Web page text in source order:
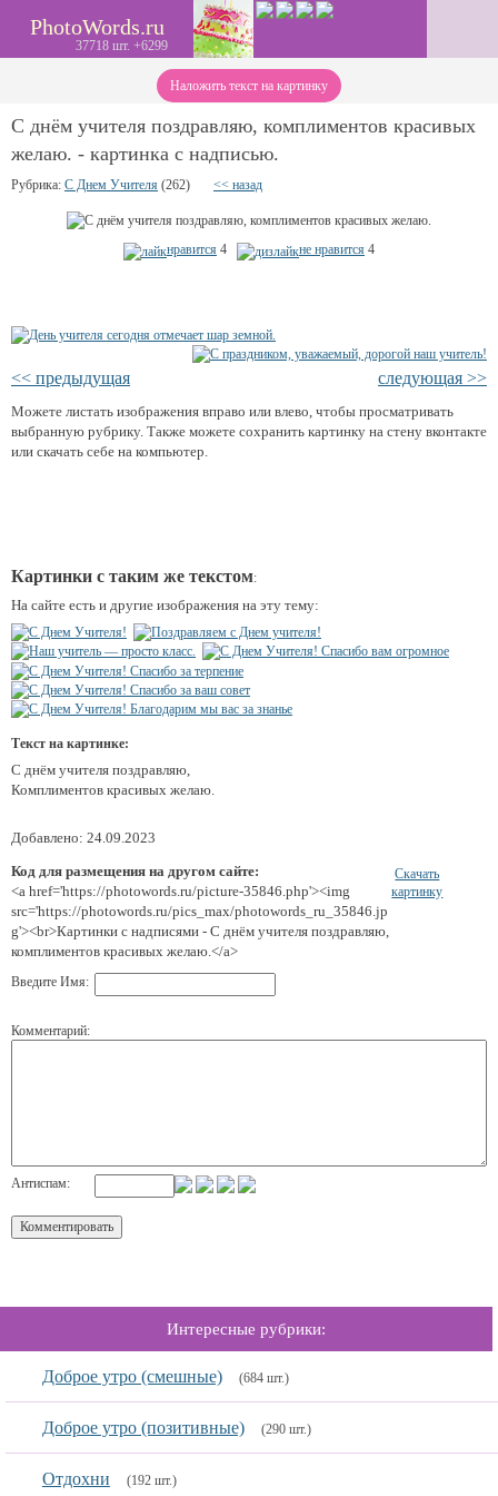
PhotoWords.ru
37718 шт. +6299
Наложить текст на картинку
С днём учителя поздравляю, комплиментов красивых
желаю. - картинка с надписью.
Рубрика: С Днем Учителя (262) << назад
нравится 4 не нравится 4
<< предыдущая следующая >>
Можете листать изображения вправо или влево, чтобы просматривать
выбранную рубрику. Также можете сохранить картинку на стену вконтакте
или скачать себе на компьютер.
Картинки с таким же текстом:
На сайте есть и другие изображения на эту тему:
Текст на картинке:
С днём учителя поздравляю,
Комплиментов красивых желаю.
Добавлено: 24.09.2023
Код для размещения на другом сайте:
<a href='https://photowords.ru/picture-35846.php'><img
src='https://photowords.ru/pics_max/photowords_ru_35846.jp
g'><br>Картинки с надписями - С днём учителя поздравляю,
комплиментов красивых желаю.</a>
Скачать
картинку
Введите Имя:
Комментарий:
Антиспам:
Интересные рубрики:
Доброе утро (смешные) (684 шт.)
Доброе утро (позитивные) (290 шт.)
Отдохни (192 шт.)